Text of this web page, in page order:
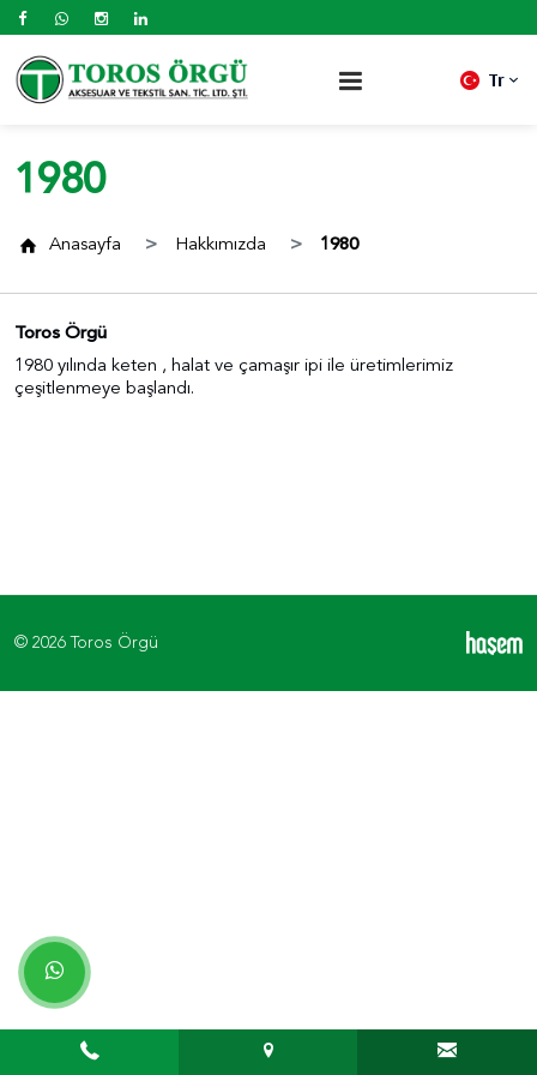
Tr
1980
Anasayfa Hakkımızda 1980
Toros Örgü
1980 yılında keten , halat ve çamaşır ipi ile üretimlerimiz
çeşitlenmeye başlandı.
© 2026 Toros Örgü